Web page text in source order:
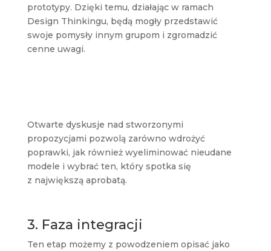
prototypy. Dzięki temu, działając w ramach
Design Thinkingu, będą mogły przedstawić
swoje pomysły innym grupom i zgromadzić
cenne uwagi.
Otwarte dyskusje nad stworzonymi
propozycjami pozwolą zarówno wdrożyć
poprawki, jak również wyeliminować nieudane
modele i wybrać ten, który spotka się
z największą aprobatą.
3. Faza integracji
Ten etap możemy z powodzeniem opisać jako